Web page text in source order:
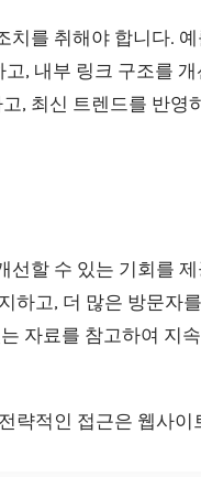
를 취해야 합니다.
, 내부 링크 구조를
, 최신 트렌드를 반영
할 수 있는 기회를
하고, 더 많은 방문자
자료를 참고하여 지
략적인 접근은 웹사